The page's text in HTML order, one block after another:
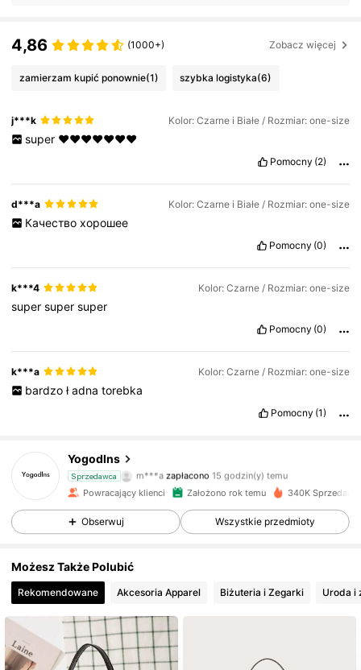
4,86 (1000+) Zobacz więcej
zamierzam kupić ponownie(1) szybka logistyka(6)
j***k Kolor: Czarne i Białe / Rozmiar: one-size
super ❤️❤️❤️❤️❤️❤️❤️
Pomocny (2)
d***a Kolor: Czarne i Białe / Rozmiar: one-size
Качество хорошее
Pomocny (0)
k***4 Kolor: Czarne / Rozmiar: one-size
supersupersuper
Pomocny (0)
k***a Kolor: Czarne / Rozmiar: one-size
bardzo ładna torebka
Pomocny (1)
Yogodlns
Sprzedawca
3***6zaobserwował(-a)18 godzin(y) temu
4,84
4,84 17K Obserwujący
Powracający klienci Założono rok temu 340K
Obserwuj Wszystkie przedmioty
Możesz Także Polubić
Rekomendowane Akcesoria Apparel Biżuteria i Zegarki Uroda i